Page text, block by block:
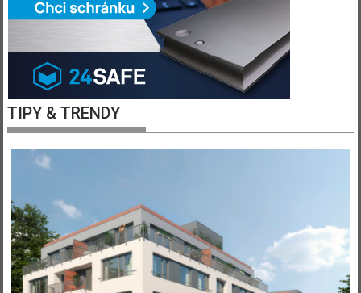
TIPY & TRENDY